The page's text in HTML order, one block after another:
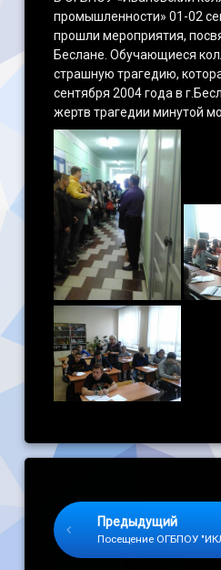
Наши достижения
промышленности» 01-02
прошли мероприятия,
Беслане. Обучающиеся
страшную трагедию,
сентября 2004 года в
жертв трагедии минутой
Предыдущий
Посещение ОГБПОУ